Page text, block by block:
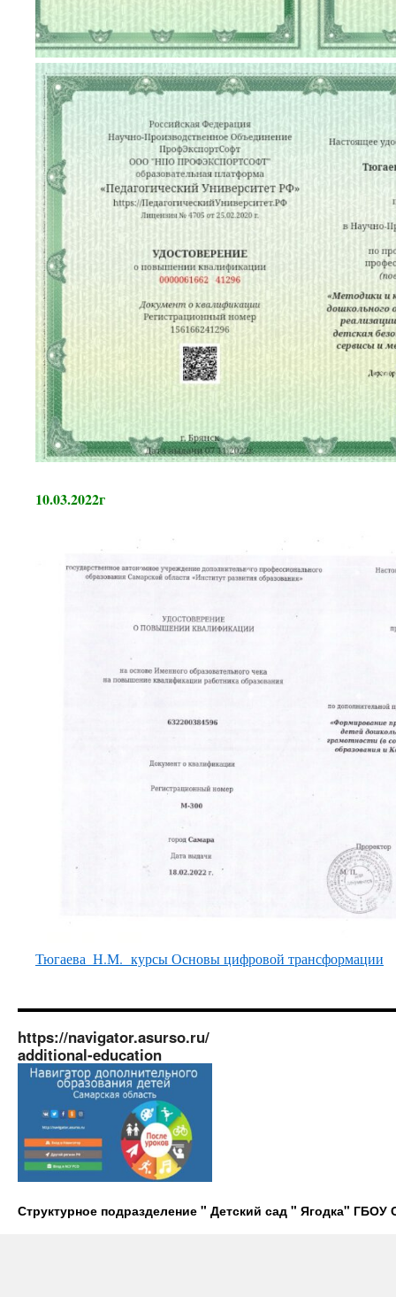
10.03.2022г
Тюгаева_Н.М. курсы Основы цифровой трансформации
https://navigator.asurso.ru/
additional-education
Структурное подразделение " Детский сад " Ягодка"